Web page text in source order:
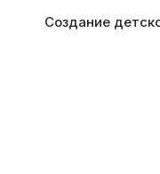
Создание